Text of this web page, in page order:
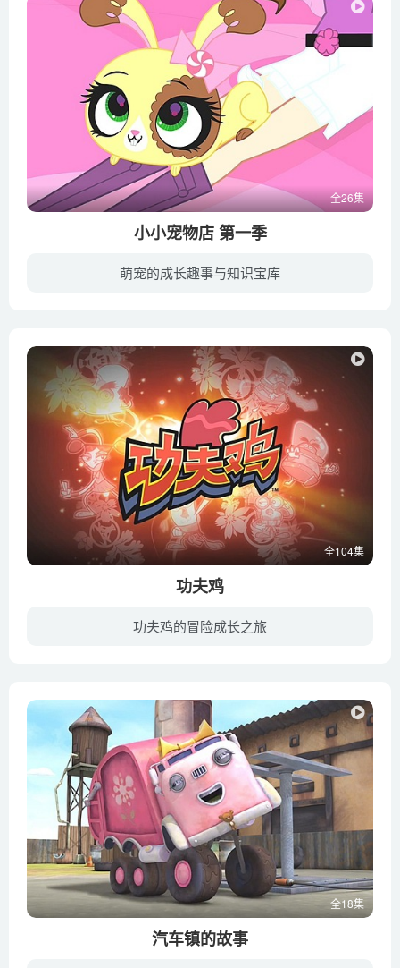
全26集
小小宠物店 第一季
萌宠的成长趣事与知识宝库
全104集
功夫鸡
功夫鸡的冒险成长之旅
全18集
汽车镇的故事